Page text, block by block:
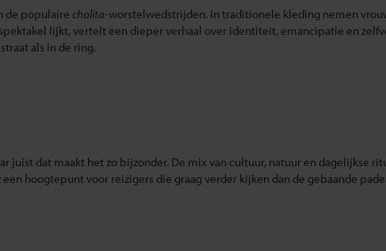
de populaire cholita-worstelwedstrijden. In traditionele kleding nemen
lijkt, vertelt een dieper verhaal over identiteit, emancipatie en
als in de ring.
juist dat maakt het zo bijzonder. De mix van cultuur, natuur en dagelijkse
hoogtepunt voor reizigers die graag verder kijken dan de gebaande